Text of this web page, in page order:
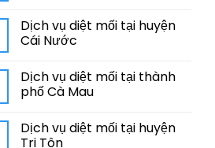
Dịch vụ diệt mối tại huyện
Cái Nước
Dịch vụ diệt mối tại thành
phố Cà Mau
Dịch vụ diệt mối tại huyện
Tri Tôn